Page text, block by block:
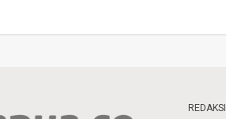
REDAKSI